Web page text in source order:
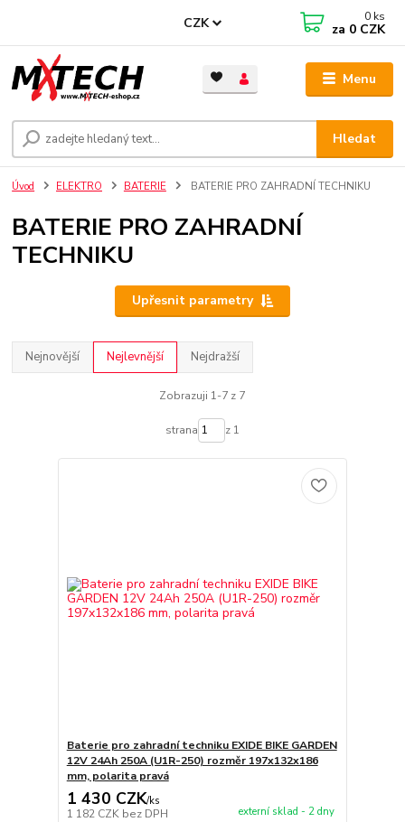
Menu
CZK
Hledat
0 ks
za 0 CZK
Úvod ELEKTRO BATERIE BATERIE PRO ZAHRADNÍ TECHNIKU
BATERIE PRO ZAHRADNÍ
TECHNIKU
Upřesnit parametry
Nejnovější Nejlevnější Nejdražší
Zobrazuji 1-7 z 7
strana z 1
Baterie pro zahradní techniku EXIDE BIKE GARDEN
12V 24Ah 250A (U1R-250) rozměr 197x132x186
mm, polarita pravá
1 430 CZK/ks
1 182 CZK bez DPH externí sklad - 2 dny